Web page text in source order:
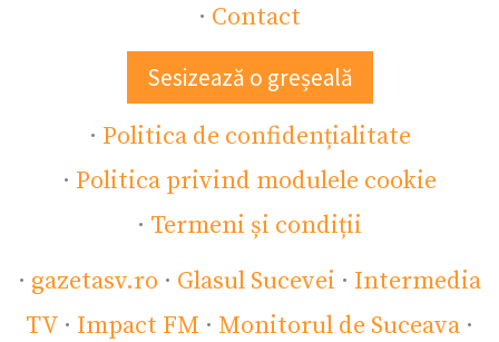
· Contact
Sesizează o greșeală
· Politica de confidențialitate
· Politica privind modulele cookie
· Termeni și condiții
· gazetasv.ro · Glasul Sucevei · Intermedia
TV · Impact FM · Monitorul de Suceava ·